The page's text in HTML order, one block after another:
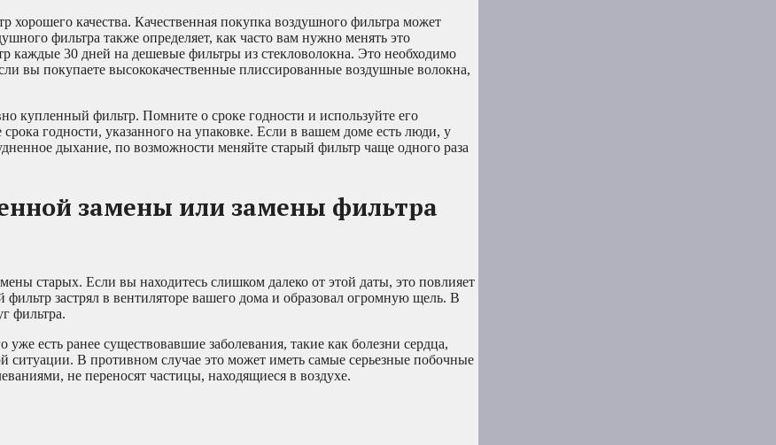
качества. Качественная покупка воздушного фильтра может
фильтра также определяет, как часто вам нужно менять это
каждые 30 дней на дешевые фильтры из стекловолокна. Это необходимо
вы покупаете высококачественные плиссированные воздушные волокна,
купленный фильтр. Помните о сроке годности и используйте его
годности, указанного на упаковке. Если в вашем доме есть люди, у
дыхание, по возможности меняйте старый фильтр чаще одного раза
замены или замены фильтра
старых. Если вы находитесь слишком далеко от этой даты, это повлияет
застрял в вентиляторе вашего дома и образовал огромную щель. В
фильтра.
есть ранее существовавшие заболевания, такие как болезни сердца,
ситуации. В противном случае это может иметь самые серьезные побочные
не переносят частицы, находящиеся в воздухе.